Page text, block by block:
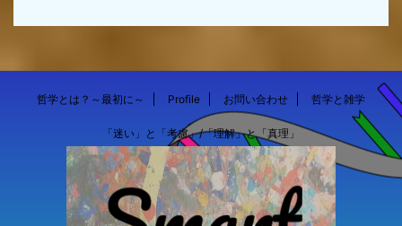
哲学とは？～最初に～ Profile お問い合わせ 哲学と雑学
「迷い」と「考慮」/「理解」と「真理」